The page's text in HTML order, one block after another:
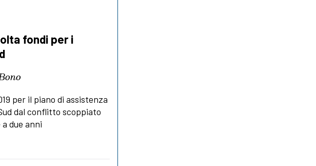
fondi per i
per il piano di assistenza
dal conflitto scoppiato
due anni